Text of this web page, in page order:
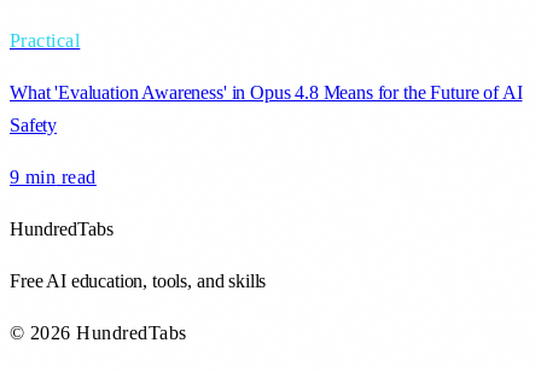
Practical
What 'Evaluation Awareness' in Opus 4.8 Means for the Future of AI
Safety
9 min read
HundredTabs
Free AI education, tools, and skills
© 2026 HundredTabs